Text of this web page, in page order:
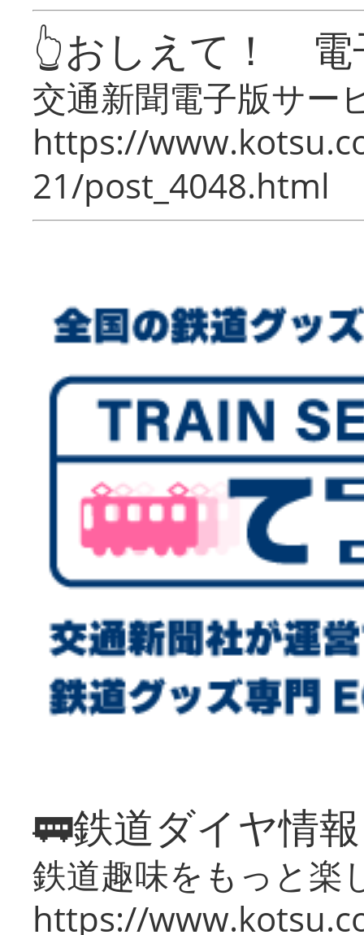
👆おしえて！ 電
交通新聞電子版サー
https://
21/post_4048.html
🚃鉄道ダイヤ情
鉄道趣味をもっと楽
https://